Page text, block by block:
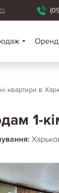
квартири в
1-